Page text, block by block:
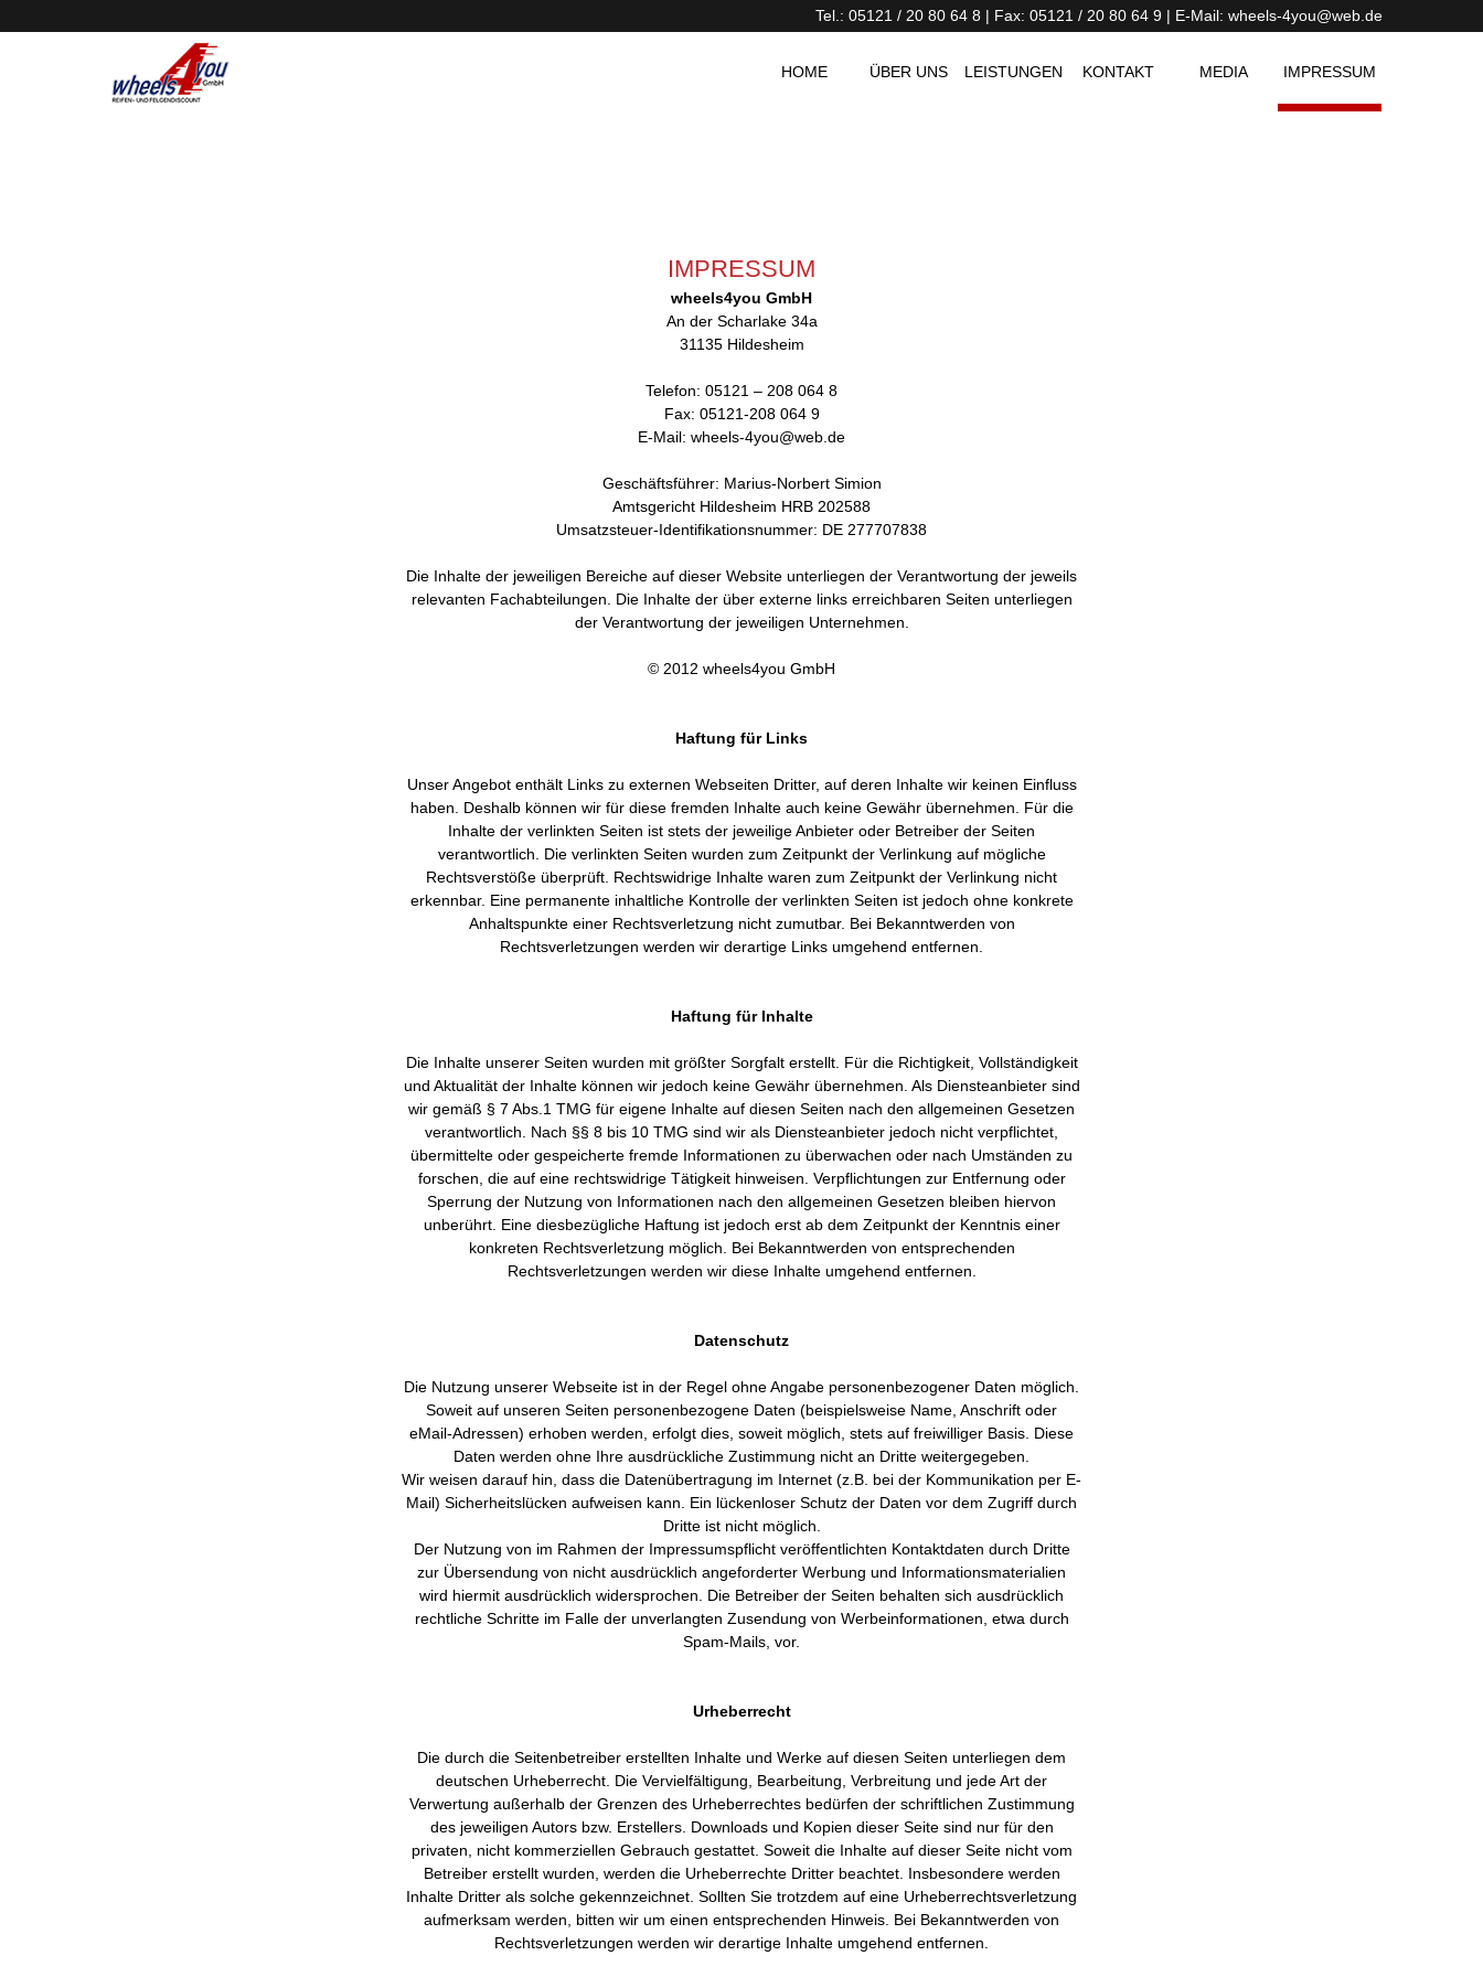
IMPRESSUM
wheels4you GmbH
An der Scharlake 34a
31135 Hildesheim
Telefon: 05121 – 208 064 8
Fax: 05121-208 064 9
E-Mail: wheels-4you@web.de
Geschäftsführer: Marius-Norbert Simion
Amtsgericht Hildesheim HRB 202588
Umsatzsteuer-Identifikationsnummer: DE 277707838
Die Inhalte der jeweiligen Bereiche auf dieser Website unterliegen der Verantwortung der jeweils
relevanten Fachabteilungen. Die Inhalte der über externe links erreichbaren Seiten unterliegen
der Verantwortung der jeweiligen Unternehmen.
© 2012 wheels4you GmbH
Haftung für Links
Unser Angebot enthält Links zu externen Webseiten Dritter, auf deren Inhalte wir keinen Einfluss
haben. Deshalb können wir für diese fremden Inhalte auch keine Gewähr übernehmen. Für die
Inhalte der verlinkten Seiten ist stets der jeweilige Anbieter oder Betreiber der Seiten
verantwortlich. Die verlinkten Seiten wurden zum Zeitpunkt der Verlinkung auf mögliche
Rechtsverstöße überprüft. Rechtswidrige Inhalte waren zum Zeitpunkt der Verlinkung nicht
erkennbar. Eine permanente inhaltliche Kontrolle der verlinkten Seiten ist jedoch ohne konkrete
Anhaltspunkte einer Rechtsverletzung nicht zumutbar. Bei Bekanntwerden von
Rechtsverletzungen werden wir derartige Links umgehend entfernen.
Haftung für Inhalte
Die Inhalte unserer Seiten wurden mit größter Sorgfalt erstellt. Für die Richtigkeit, Vollständigkeit
und Aktualität der Inhalte können wir jedoch keine Gewähr übernehmen. Als Diensteanbieter sind
wir gemäß § 7 Abs.1 TMG für eigene Inhalte auf diesen Seiten nach den allgemeinen Gesetzen
verantwortlich. Nach §§ 8 bis 10 TMG sind wir als Diensteanbieter jedoch nicht verpflichtet,
übermittelte oder gespeicherte fremde Informationen zu überwachen oder nach Umständen zu
forschen, die auf eine rechtswidrige Tätigkeit hinweisen. Verpflichtungen zur Entfernung oder
Sperrung der Nutzung von Informationen nach den allgemeinen Gesetzen bleiben hiervon
unberührt. Eine diesbezügliche Haftung ist jedoch erst ab dem Zeitpunkt der Kenntnis einer
konkreten Rechtsverletzung möglich. Bei Bekanntwerden von entsprechenden
Rechtsverletzungen werden wir diese Inhalte umgehend entfernen.
Datenschutz
Die Nutzung unserer Webseite ist in der Regel ohne Angabe personenbezogener Daten möglich.
Soweit auf unseren Seiten personenbezogene Daten (beispielsweise Name, Anschrift oder
eMail-Adressen) erhoben werden, erfolgt dies, soweit möglich, stets auf freiwilliger Basis. Diese
Daten werden ohne Ihre ausdrückliche Zustimmung nicht an Dritte weitergegeben.
Wir weisen darauf hin, dass die Datenübertragung im Internet (z.B. bei der Kommunikation per E-
Mail) Sicherheitslücken aufweisen kann. Ein lückenloser Schutz der Daten vor dem Zugriff durch
Dritte ist nicht möglich.
Der Nutzung von im Rahmen der Impressumspflicht veröffentlichten Kontaktdaten durch Dritte
zur Übersendung von nicht ausdrücklich angeforderter Werbung und Informationsmaterialien
wird hiermit ausdrücklich widersprochen. Die Betreiber der Seiten behalten sich ausdrücklich
rechtliche Schritte im Falle der unverlangten Zusendung von Werbeinformationen, etwa durch
Spam-Mails, vor.
Urheberrecht
Die durch die Seitenbetreiber erstellten Inhalte und Werke auf diesen Seiten unterliegen dem
deutschen Urheberrecht. Die Vervielfältigung, Bearbeitung, Verbreitung und jede Art der
Verwertung außerhalb der Grenzen des Urheberrechtes bedürfen der schriftlichen Zustimmung
des jeweiligen Autors bzw. Erstellers. Downloads und Kopien dieser Seite sind nur für den
privaten, nicht kommerziellen Gebrauch gestattet. Soweit die Inhalte auf dieser Seite nicht vom
Betreiber erstellt wurden, werden die Urheberrechte Dritter beachtet. Insbesondere werden
Inhalte Dritter als solche gekennzeichnet. Sollten Sie trotzdem auf eine Urheberrechtsverletzung
aufmerksam werden, bitten wir um einen entsprechenden Hinweis. Bei Bekanntwerden von
Rechtsverletzungen werden wir derartige Inhalte umgehend entfernen.
Tel.: 05121 / 20 80 64 8 | Fax: 05121 / 20 80 64 9 | E-Mail: wheels-4you@web.de
HOME ÜBER UNS LEISTUNGEN KONTAKT MEDIA IMPRESSUM